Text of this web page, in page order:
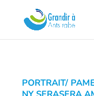
PORTRAIT/